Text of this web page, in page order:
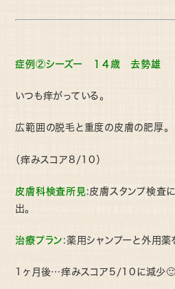
症例②シーズー １４歳 去勢雄
いつも痒がっている。
広範囲の脱毛と重度の皮膚の肥厚。
（痒みスコア8/10）
皮膚科検査所見:皮膚スタンプ検査
出。
治療プラン:薬用シャンプーと外用薬
1ヶ月後…痒みスコア5/10に減少🙂